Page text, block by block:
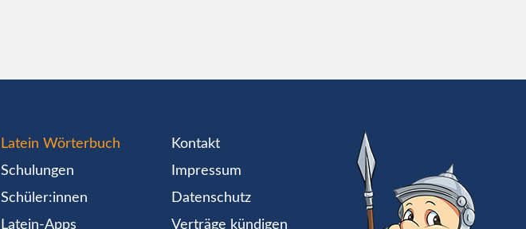
Latein Wörterbuch
Schulungen
Schüler:innen
Latein-Apps
Kontakt
Impressum
Datenschutz
Verträge kündigen